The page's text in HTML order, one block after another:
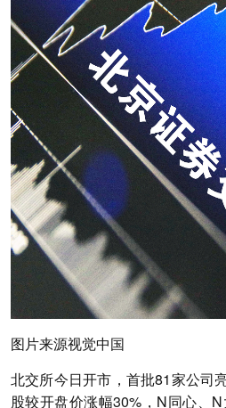
图片来源视觉中国
北交所今日开市，首批81家公司
股较开盘价涨幅30%，N同心、